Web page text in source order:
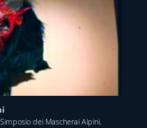
dei Mascherai Alpini.